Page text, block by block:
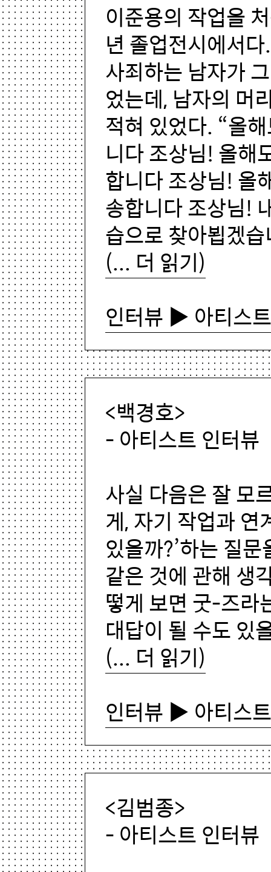
이준용의 작업을
년 졸업전시에서
사죄하는 남자가
었는데, 남자의 머
적혀 있었다. “올
니다 조상님! 올해
합니다 조상님! 올
송합니다 조상님!
습으로 찾아뵙겠
(... 더 읽기)
인터뷰 ▶ 아티스
<백경호>
- 아티스트 인터뷰
사실 다음은 잘 모
게, 자기 작업과 연
있을까?’하는 질
같은 것에 관해 생
떻게 보면 굿-즈라
대답이 될 수도 있
(... 더 읽기)
인터뷰 ▶ 아티스
<김범종>
- 아티스트 인터뷰